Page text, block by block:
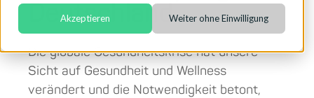
Akzeptieren Weiter ohne Einwilligung
Deutschland
Die globale Gesundheitskrise hat unsere
Sicht auf Gesundheit und Wellness
verändert und die Notwendigkeit betont,